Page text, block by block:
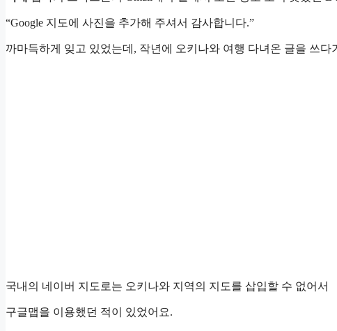
“Google 지도에 사진을 추가해 주셔서 감사합니다.”
까마득하게 잊고 있었는데, 작년에 오키나와 여행 다녀온 글을 쓰다
국내의 네이버 지도로는 오키나와 지역의 지도를 삽입할 수 없어서
구글맵을 이용했던 적이 있었어요.